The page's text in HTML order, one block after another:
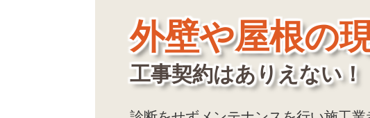
外壁や屋根の
工事契約はありえない！